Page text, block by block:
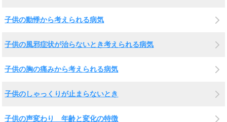
子供の動悸から考えられる病気
子供の風邪症状が治らないとき考えられる病気
子供の胸の痛みから考えられる病気
子供のしゃっくりが止まらないとき
子供の声変わり 年齢と変化の特徴